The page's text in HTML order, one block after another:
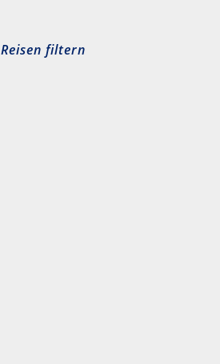
Reisen filtern